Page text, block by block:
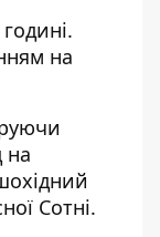
на
на
Сотні.